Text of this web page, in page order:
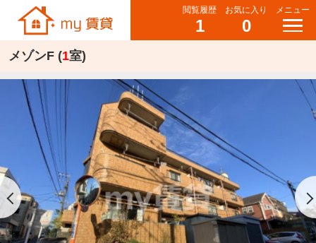
閲覧履歴
1
お気に入り
0
メニュー
メゾンF (1室)